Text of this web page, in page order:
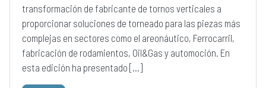
transformación de fabricante de tornos verticales a
proporcionar soluciones de torneado para las piezas más
complejas en sectores como el areonáutico, Ferrocarril,
fabricación de rodamientos, Oil&Gas y automoción. En
esta edición ha presentado […]